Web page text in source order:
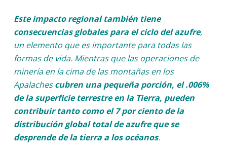
Este impacto regional también tiene
consecuencias globales para el ciclo del azufre,
un elemento que es importante para todas las
formas de vida. Mientras que las operaciones de
minería en la cima de las montañas en los
Apalachescubren una pequeña porción, el .006%
de la superficie terrestre en la Tierra, pueden
contribuir tanto como el 7 por ciento de la
distribución global total de azufre que se
desprende de la tierra a los océanos.